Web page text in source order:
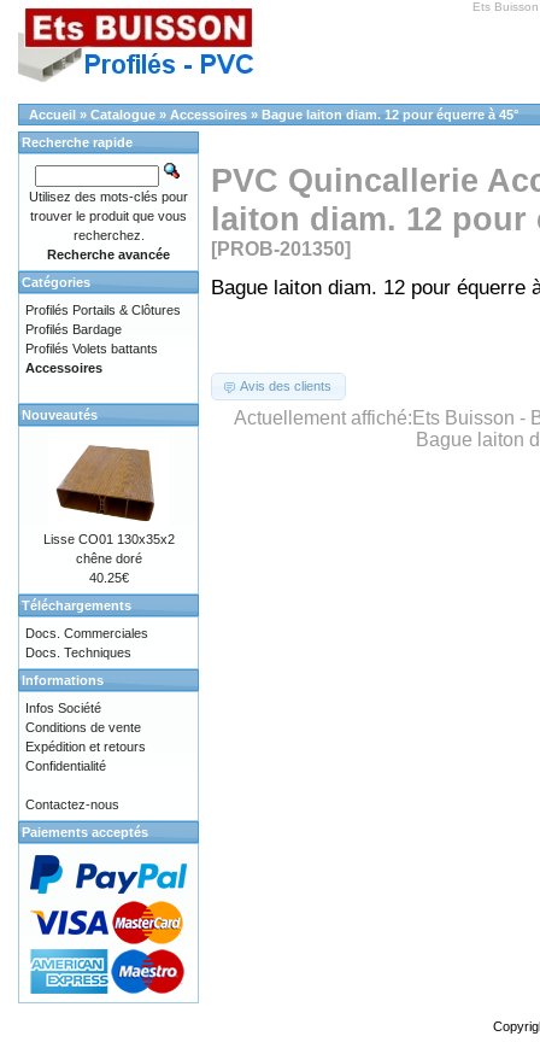
Ets
Accueil » Catalogue » Accessoires » Bague laiton diam. 12 pour équerre à 45°
PVC Quincallerie
laiton diam. 12 pour
[PROB-201350]
Bague laiton diam. 12 pour équerre
Avis des clients
Actuellement affiché: Ets Buisson -
Bague laiton
Recherche rapide
Utilisez des mots-clés pour
trouver le produit que vous
recherchez.
Recherche avancée
Catégories
Profilés Portails & Clôtures
Profilés Bardage
Profilés Volets battants
Accessoires
Nouveautés
Lisse CO01 130x35x2
chêne doré
40.25€
Téléchargements
Docs. Commerciales
Docs. Techniques
Informations
Infos Société
Conditions de vente
Expédition et retours
Confidentialité
Contactez-nous
Paiements acceptés